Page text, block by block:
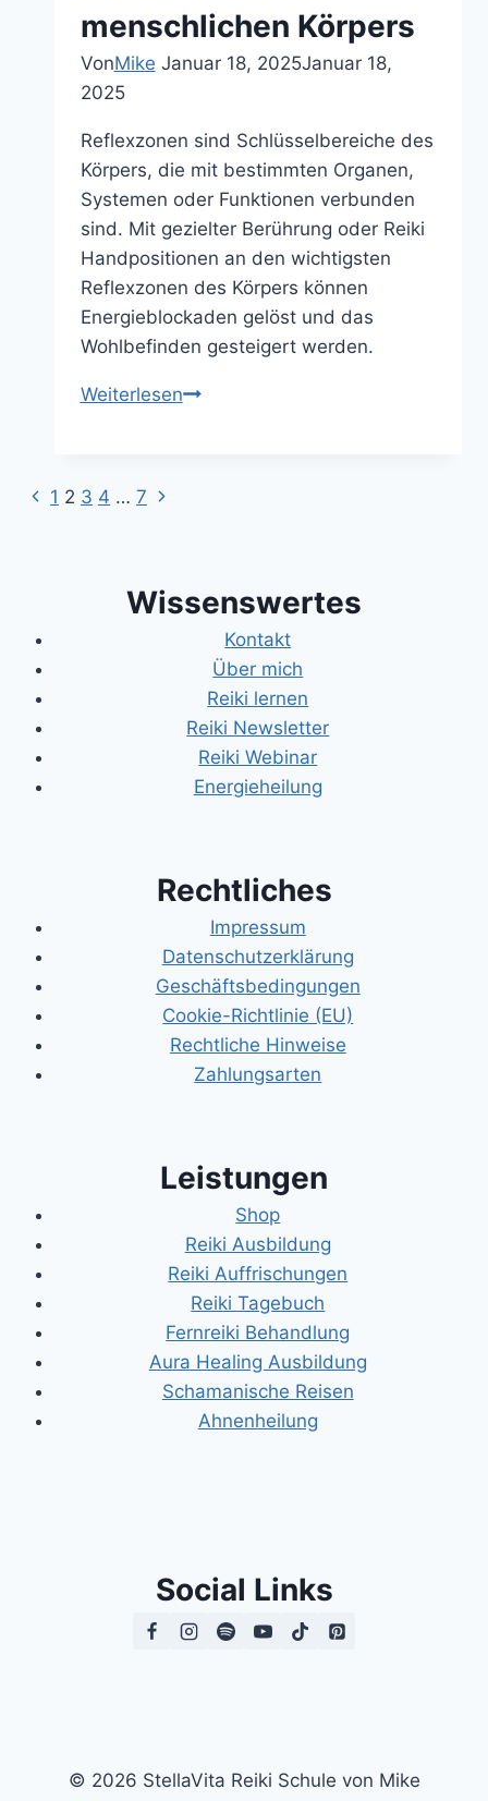
menschlichen Körpers
VonMike Januar 18, 2025Januar 18,
2025
Reflexzonen sind Schlüsselbereiche des
Körpers, die mit bestimmten Organen,
Systemen oder Funktionen verbunden
sind. Mit gezielter Berührung oder Reiki
Handpositionen an den wichtigsten
Reflexzonen des Körpers können
Energieblockaden gelöst und das
Wohlbefinden gesteigert werden.
WeiterlesenReiki
Seitennavigation
Vorherige
1 2 3 4 … 7 Nächste
Wissenswertes
Kontakt
Über mich
Reiki lernen
Reiki Newsletter
Reiki Webinar
Energieheilung
Rechtliches
Impressum
Datenschutzerklärung
Geschäftsbedingungen
Cookie-Richtlinie (EU)
Rechtliche Hinweise
Zahlungsarten
Leistungen
Shop
Reiki Ausbildung
Reiki Auffrischungen
Reiki Tagebuch
Fernreiki Behandlung
Aura Healing Ausbildung
Schamanische Reisen
Ahnenheilung
Social Links
© 2026 StellaVita Reiki Schule von Mike